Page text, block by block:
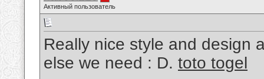
Активный пользователь
Really nice style and design
else we need : D. toto togel